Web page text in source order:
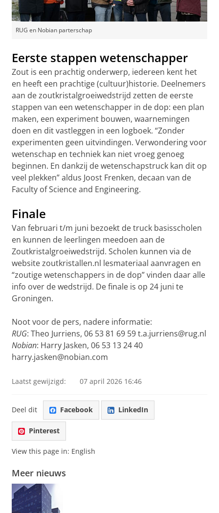
RUG en Nobian parterschap
Eerste stappen wetenschapper
Zout is een prachtig onderwerp, iedereen kent het
en heeft een prachtige (cultuur)historie. Deelnemers
aan de zoutkristalgroeiwedstrijd zetten de eerste
stappen van een wetenschapper in de dop: een plan
maken, een experiment bouwen, waarnemingen
doen en dit vastleggen in een logboek. “Zonder
experimenten geen uitvindingen. Verwondering voor
wetenschap en techniek kan niet vroeg genoeg
beginnen. En dankzij de wetenschapstruck kan dit op
veel plekken” aldus Joost Frenken, decaan van de
Faculty of Science and Engineering.
Finale
Van februari t/m juni bezoekt de truck basisscholen
en kunnen de leerlingen meedoen aan de
Zoutkristalgroeiwedstrijd. Scholen kunnen via de
website zoutkristallen.nl lesmateriaal aanvragen en
“zoutige wetenschappers in de dop” vinden daar alle
info over de wedstrijd. De finale is op 24 juni te
Groningen.
Noot voor de pers, nadere informatie:
RUG: Theo Jurriens, 06 53 81 69 59 t.a.jurriens@rug.nl
Nobian: Harry Jasken, 06 53 13 24 40
harry.jasken@nobian.com
Laatst gewijzigd: 07 april 2026 16:46
Deel dit Facebook LinkedIn
Pinterest
View this page in: English
Meer nieuws